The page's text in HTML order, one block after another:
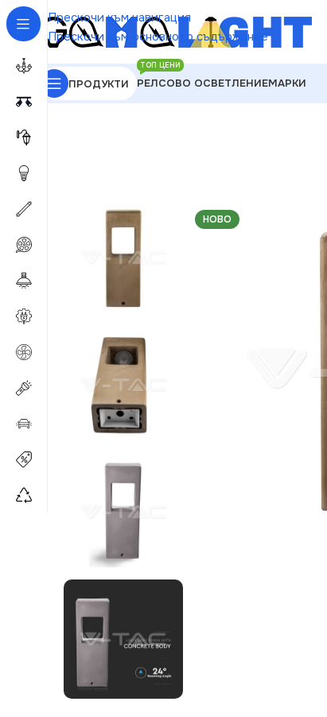
Прескочи към навигация
Прескочи към основното съдържание
ПРОДУКТИ РЕЛСОВО ОСВЕТЛЕНИЕ
ТОП ЦЕНИ
МАРКИ
GAMALIGHT»
НОВО